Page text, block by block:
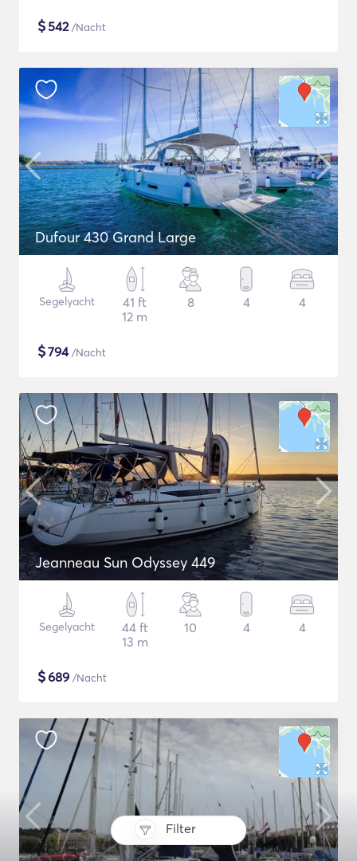
Filter
$542/Nacht
Dufour 430 Grand Large
Segelyacht
41 ft
12 m
8 4 4
$794/Nacht
Jeanneau Sun Odyssey 449
Segelyacht
44 ft
13 m
10 4 4
$689 /Nacht